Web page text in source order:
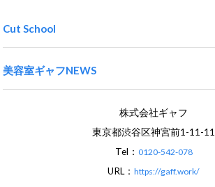
Cut School
美容室ギャフNEWS
株式会社ギャフ
東京都渋谷区神宮前1-11-11
Tel： 0120-542-078
URL：https://gaff.work/